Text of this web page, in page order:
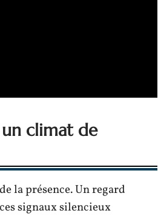
climat de
la présence. Un regard
signaux silencieux